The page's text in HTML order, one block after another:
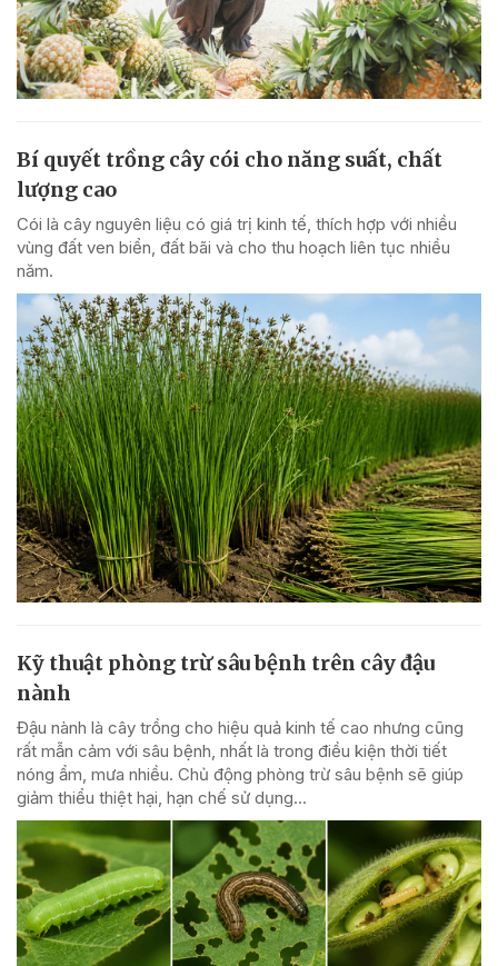
Bí quyết trồng cây cói cho năng suất, chất
lượng cao
Cói là cây nguyên liệu có giá trị kinh tế, thích hợp với nhiều
vùng đất ven biển, đất bãi và cho thu hoạch liên tục nhiều
năm.
Kỹ thuật phòng trừ sâu bệnh trên cây đậu
nành
Đậu nành là cây trồng cho hiệu quả kinh tế cao nhưng cũng
rất mẫn cảm với sâu bệnh, nhất là trong điều kiện thời tiết
nóng ẩm, mưa nhiều. Chủ động phòng trừ sâu bệnh sẽ giúp
giảm thiểu thiệt hại, hạn chế sử dụng...